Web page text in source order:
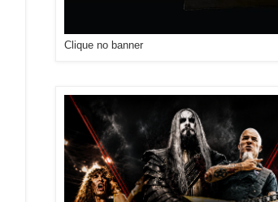
Clique no banner